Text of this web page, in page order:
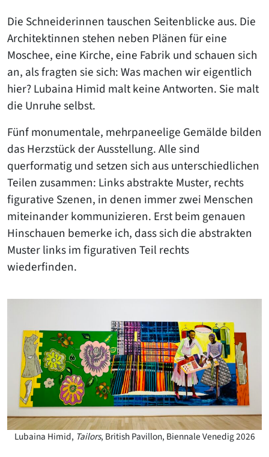
Die Schneiderinnen tauschen Seitenblicke aus. Die
Architektinnen stehen neben Plänen für eine
Moschee, eine Kirche, eine Fabrik und schauen sich
an, als fragten sie sich: Was machen wir eigentlich
hier? Lubaina Himid malt keine Antworten. Sie malt
die Unruhe selbst.
Fünf monumentale, mehrpaneelige Gemälde bilden
das Herzstück der Ausstellung. Alle sind
querformatig und setzen sich aus unterschiedlichen
Teilen zusammen: Links abstrakte Muster, rechts
figurative Szenen, in denen immer zwei Menschen
miteinander kommunizieren. Erst beim genauen
Hinschauen bemerke ich, dass sich die abstrakten
Muster links im figurativen Teil rechts
wiederfinden.
Lubaina Himid, Tailors, British Pavillon, Biennale Venedig 2026